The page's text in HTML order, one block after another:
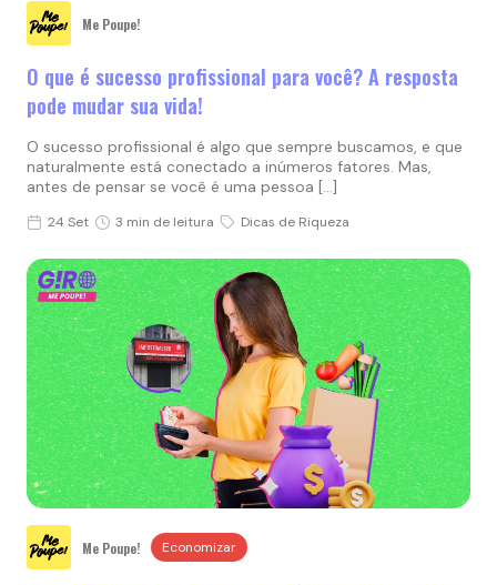
Me Poupe!
O que é sucesso profissional para você? A resposta
pode mudar sua vida!
O sucesso profissional é algo que sempre buscamos, e que
naturalmente está conectado a inúmeros fatores. Mas,
antes de pensar se você é uma pessoa […]
24 Set 3 min de leitura Dicas de Riqueza
Me Poupe! Economizar